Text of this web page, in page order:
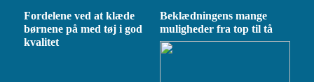
Fordelene ved at klæde
børnene på med tøj i god
kvalitet
Beklædningens mange
muligheder fra top til tå